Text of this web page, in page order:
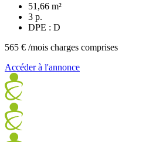
51,66 m²
3 p.
DPE : D
565 € /mois charges comprises
Accéder à l'annonce